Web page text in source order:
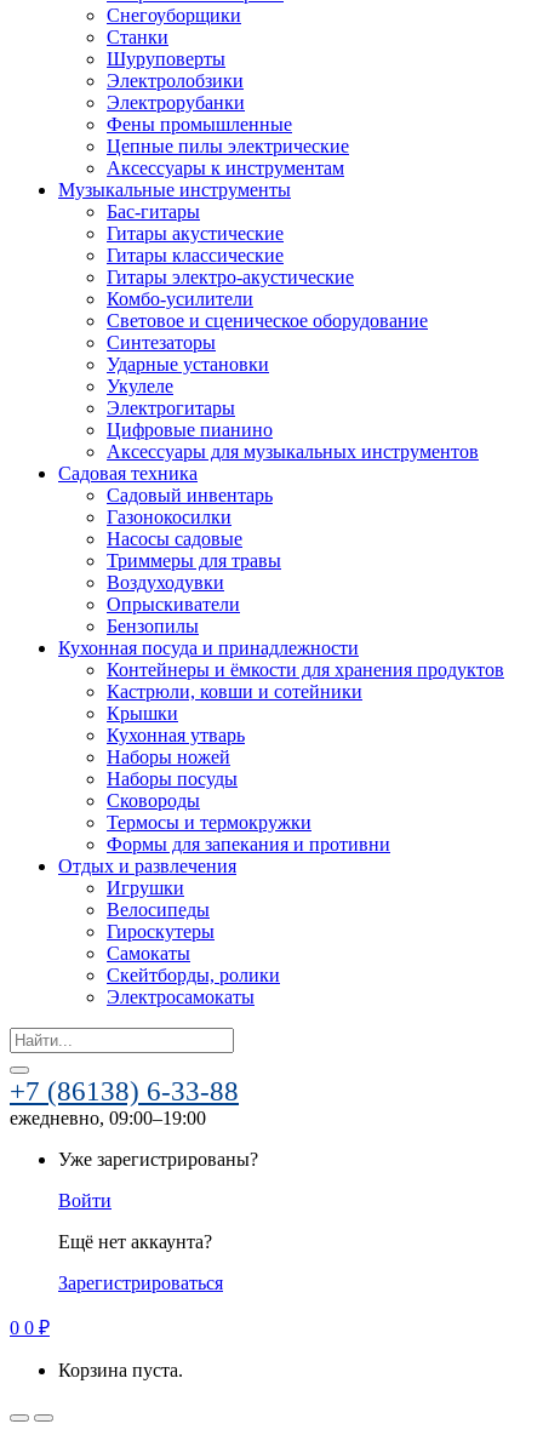
Снегоуборщики
Станки
Шуруповерты
Электролобзики
Электрорубанки
Фены промышленные
Цепные пилы электрические
Аксессуары к инструментам
Музыкальные инструменты
Бас-гитары
Гитары акустические
Гитары классические
Гитары электро-акустические
Комбо-усилители
Световое и сценическое оборудование
Синтезаторы
Ударные установки
Укулеле
Электрогитары
Цифровые пианино
Аксессуары для музыкальных инструментов
Садовая техника
Садовый инвентарь
Газонокосилки
Насосы садовые
Триммеры для травы
Воздуходувки
Опрыскиватели
Бензопилы
Кухонная посуда и принадлежности
Контейнеры и ёмкости для хранения продуктов
Кастрюли, ковши и сотейники
Крышки
Кухонная утварь
Наборы ножей
Наборы посуды
Сковороды
Термосы и термокружки
Формы для запекания и противни
Отдых и развлечения
Игрушки
Велосипеды
Гироскутеры
Самокаты
Скейтборды, ролики
Электросамокаты
Search
for:
+7 (86138) 6-33-88
ежедневно, 09:00–19:00
Уже зарегистрированы?
Войти
Ещё нет аккаунта?
Зарегистрироваться
0 0 ₽
Корзина пуста.